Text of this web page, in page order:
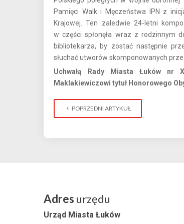
Pamięci Walk i Męczeństwa IPN z
Krajowej. Ten zaledwie 24-letni
w części spłonęła wraz z rodzinnym
bibliotekarza, by zostać następnie
słuchać utworów skomponowanych
Uchwałą Rady Miasta Łuków nr
Maklakiewiczowi tytuł Honorowego
POPRZEDNI ARTYKUŁ
Adres urzędu
Urząd Miasta Łuków